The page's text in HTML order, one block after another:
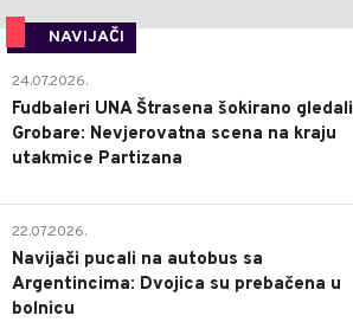
NAVIJAČI
24.07.2026.
Fudbaleri UNA Štrasena šokirano gledali
Grobare: Nevjerovatna scena na kraju
utakmice Partizana
22.07.2026.
Navijači pucali na autobus sa
Argentincima: Dvojica su prebačena u
bolnicu